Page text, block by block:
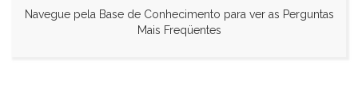
Navegue pela Base de Conhecimento para ver as Perguntas
Mais Freqüentes